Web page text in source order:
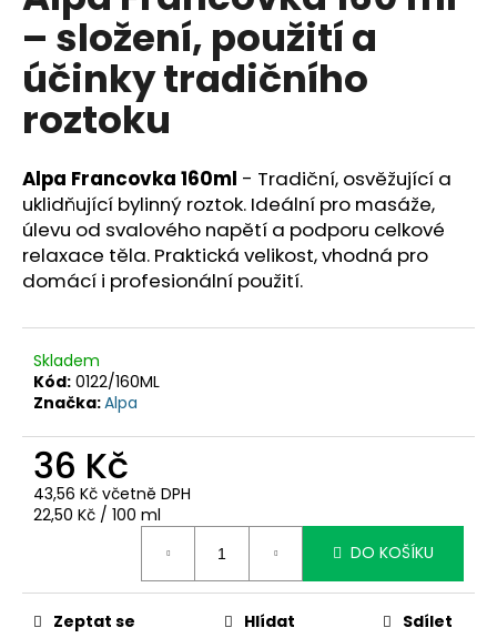
z
5
hvězdiček.
– složení, použití a
účinky tradičního
roztoku
Alpa Francovka 160ml - Tradiční, osvěžující a
uklidňující bylinný roztok. Ideální pro masáže,
úlevu od svalového napětí a podporu celkové
relaxace těla. Praktická velikost, vhodná pro
domácí i profesionální použití.
Skladem
Kód: 0122/160ML
Značka:Alpa
36 Kč
43,56 Kč včetně DPH
Měrná
22,50 Kč / 100 ml
DO KOŠÍKU
Zeptat se Hlídat Sdílet
a
í
t
?
HLEDAT
D
o
p
u
č
u
m
e